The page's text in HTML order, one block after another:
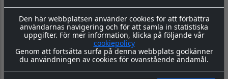
Den här webbplatsen använder cookies för att förbättra
användarnas navigering och för att samla in statistiska
uppgifter. För mer information, klicka på följande vår
cookiepolicy
Genom att fortsätta surfa på denna webbplats godkänner
du användningen av cookies för ovanstående ändamål.
Ninja Tribal
Gå till Ninja Tribal
Pine Side
Gå till Pine Side